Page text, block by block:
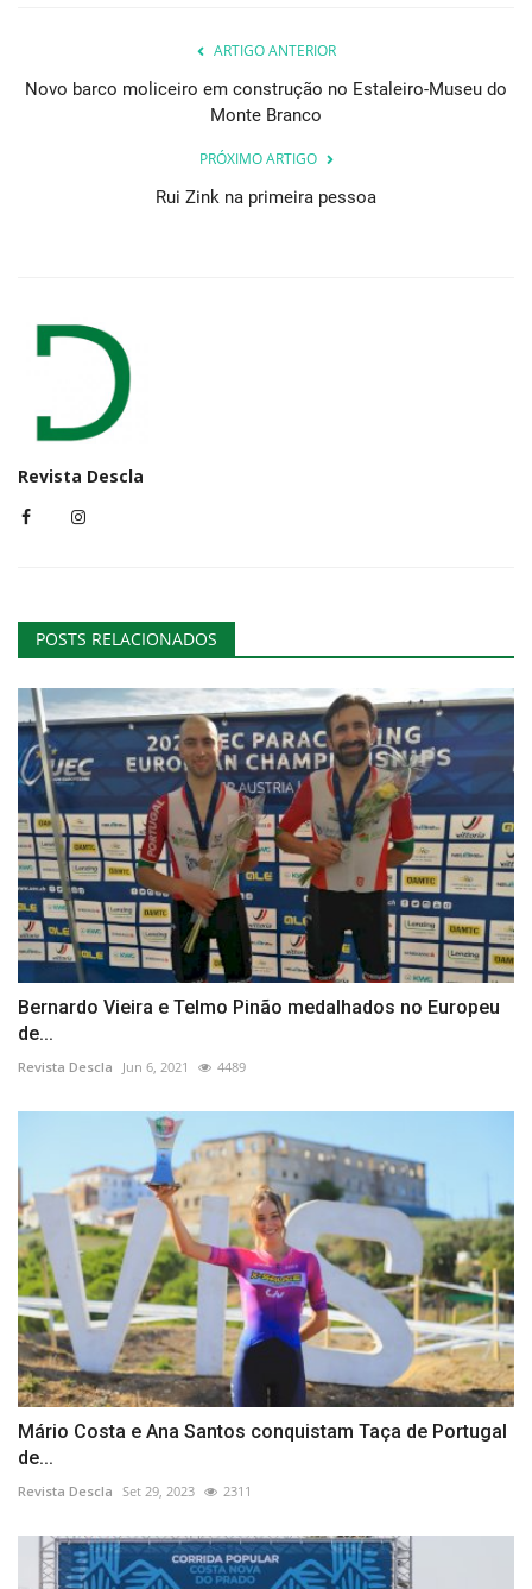
ARTIGO ANTERIOR
Novo barco moliceiro em construção no Estaleiro-Museu do
Monte Branco
PRÓXIMO ARTIGO
Rui Zink na primeira pessoa
Revista Descla
POSTS RELACIONADOS
Bernardo Vieira e Telmo Pinão medalhados no Europeu
de...
Revista Descla Jun 6, 2021 4489
Mário Costa e Ana Santos conquistam Taça de Portugal
de...
Revista Descla Set 29, 2023 2311